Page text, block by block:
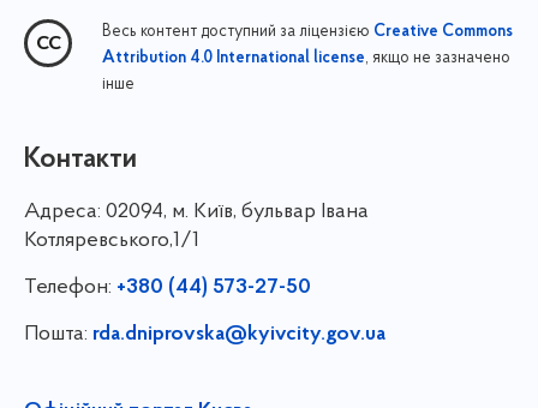
Весь контент доступний за ліцензією Creative Commons
Attribution 4.0 International license, якщо не зазначено
інше
Контакти
Адреса: 02094, м. Київ, бульвар Івана
Котляревського,1/1
Телефон: +380 (44) 573-27-50
Пошта: rda.dniprovska@kyivcity.gov.ua